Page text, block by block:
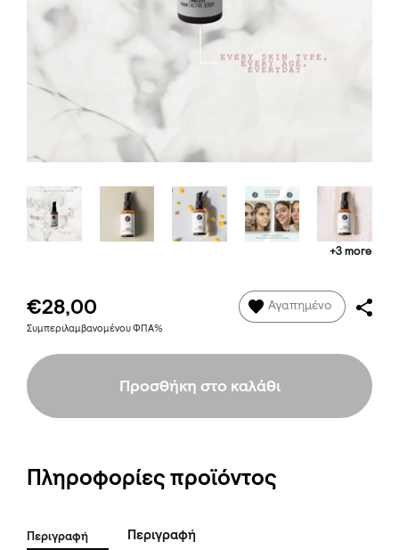
+3 more
€28,00
Συμπεριλαμβανομένου ΦΠΑ%
Αγαπημένο
Προσθήκη στο καλάθι
Πληροφορίες προϊόντος
Περιγραφή
Περιγραφή